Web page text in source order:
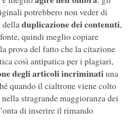
potrebbero non veder di
delladuplicazione dei contenuti,
quindi meglio copiare
prova del fatto che la citazione
così antipatica per i plagiari,
degli articoli incriminatiuna
quando il cialtrone viene colto
stragrande maggioranza dei
di inserire il rimando